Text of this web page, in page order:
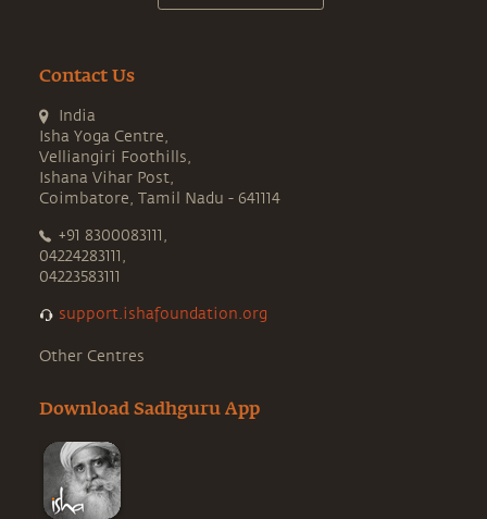
Contact Us
India
Isha Yoga Centre,
Velliangiri Foothills,
Ishana Vihar Post,
Coimbatore, Tamil Nadu - 641114
+91 8300083111,
04224283111,
04223583111
support.ishafoundation.org
Other Centres
Download Sadhguru App